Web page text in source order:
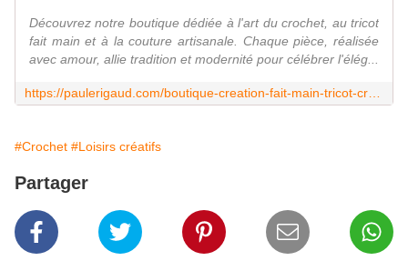
Découvrez notre boutique dédiée à l'art du crochet, au tricot
fait main et à la couture artisanale. Chaque pièce, réalisée
avec amour, allie tradition et modernité pour célébrer l'élég...
#Crochet #Loisirs créatifs
Partager